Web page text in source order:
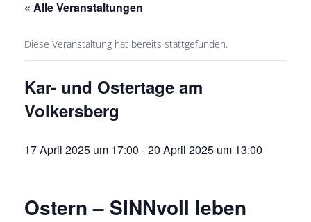
« Alle Veranstaltungen
Diese Veranstaltung hat bereits stattgefunden.
Kar- und Ostertage am
Volkersberg
17 April 2025 um 17:00 -20 April 2025 um 13:00
Ostern – SINNvoll leben